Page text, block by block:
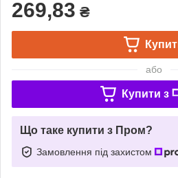
269,83 ₴
або
Купити з
Що таке купити з Пром?
Замовлення під захистом